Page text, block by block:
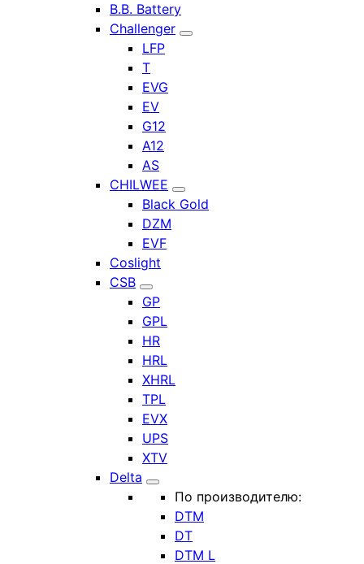
B.B. Battery
Challenger
LFP
T
EVG
EV
G12
A12
AS
CHILWEE
Black Gold
DZM
EVF
Coslight
CSB
GP
GPL
HR
HRL
XHRL
TPL
EVX
UPS
XTV
Delta
По производителю:
DTM
DT
DTM L